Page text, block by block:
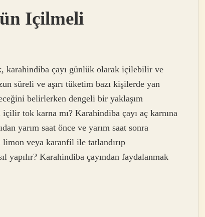
Içilmeli
karahindiba çayı günlük olarak içilebilir ve
süreli ve aşırı tüketim bazı kişilerde yan
belirlerken dengeli bir yaklaşım
tok karna mı? Karahindiba çayı aç karnına
yarım saat önce ve yarım saat sonra
limon veya karanfil ile tatlandırıp
yapılır? Karahindiba çayından faydalanmak